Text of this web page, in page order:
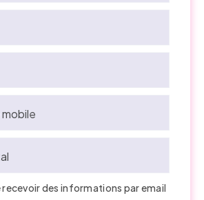
recevoir des informations par email